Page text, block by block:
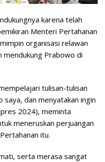
karena telah
Menteri Pertahanan
organisasi relawan
mendukung Prabowo di
tulisan-tulisan
dan menyatakan ingin
2024), meminta
meneruskan perjuangan
itu.
serta merasa sangat